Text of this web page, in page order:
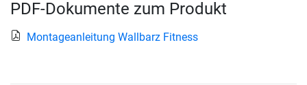
PDF-Dokumente zum Produkt
Montageanleitung Wallbarz Fitness